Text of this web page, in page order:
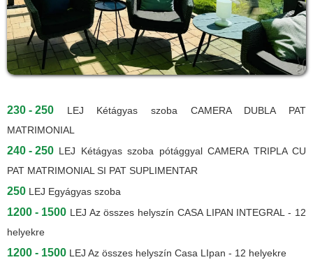
230 - 250 LEJ
Kétágyas szoba CAMERA DUBLA PAT
MATRIMONIAL
240 - 250 LEJ
Kétágyas szoba pótággyal CAMERA TRIPLA CU
PAT MATRIMONIAL SI PAT SUPLIMENTAR
250 LEJ Egyágyas szoba
1200 - 1500 LEJ Az összes helyszín CASA LIPAN INTEGRAL - 12
helyekre
1200 - 1500 LEJ Az összes helyszín Casa LIpan - 12 helyekre